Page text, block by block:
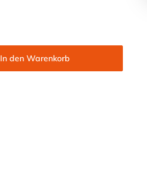
In den Warenkorb